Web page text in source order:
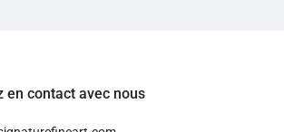
en contact avec nous